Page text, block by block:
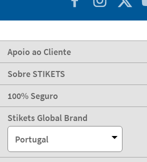
Apoio ao Cliente
Sobre STIKETS
100% Seguro
Stikets Global Brand
Portugal